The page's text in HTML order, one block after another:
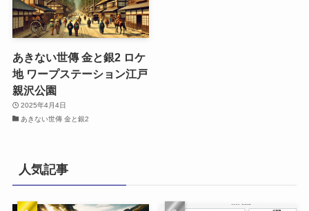
あきない世傳 金と銀2 ロケ
地 ワープステーション江戸
親沢公園
2025年4月4日
あきない世傳 金と銀2
人気記事